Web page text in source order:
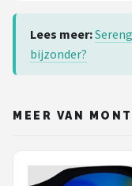
Lees meer:
bijzonder?
MEER VAN